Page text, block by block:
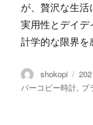
が、贅沢な生
実用性とデイ
計学的な限界を
投
稿
shokopi
投
稿
パーコピー時計, ブ